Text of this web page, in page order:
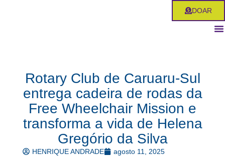
DOAR
Rotary Club de Caruaru-Sul
entrega cadeira de rodas da
Free Wheelchair Mission e
transforma a vida de Helena
Gregório da Silva
HENRIQUE ANDRADE agosto 11, 2025